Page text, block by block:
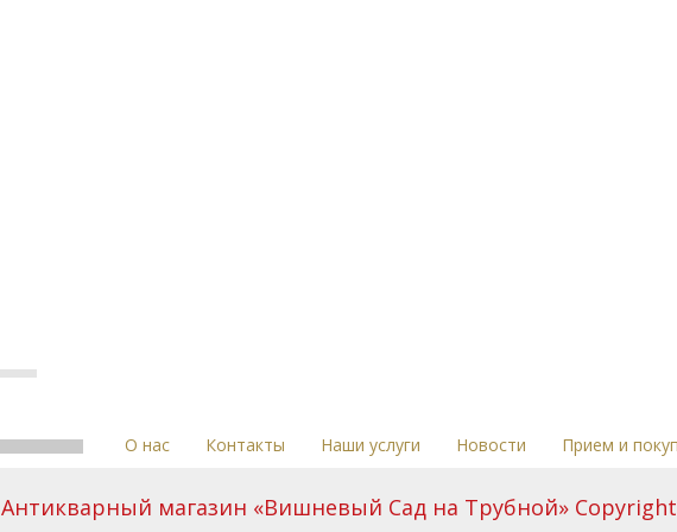
О нас Контакты Наши услуги Новости Прием и
Антикварный магазин «Вишневый Сад на Трубной» Copyright